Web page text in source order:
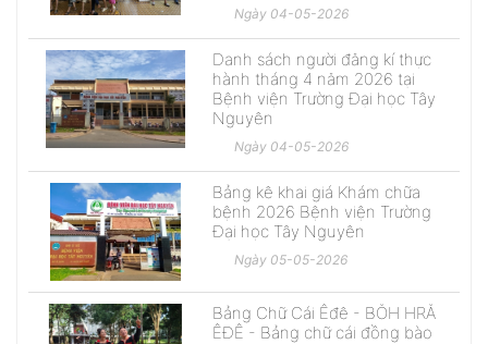
Ngày 04-05-2026
Danh sách người đăng kí thực
hành tháng 4 năm 2026 tại
Bệnh viện Trường Đại học Tây
Nguyên
Ngày 04-05-2026
Bảng kê khai giá Khám chữa
bệnh 2026 Bệnh viện Trường
Đại học Tây Nguyên
Ngày 05-05-2026
Bảng Chữ Cái Êđê - BŎH HRĂ
ÊĐÊ - Bảng chữ cái đồng bào